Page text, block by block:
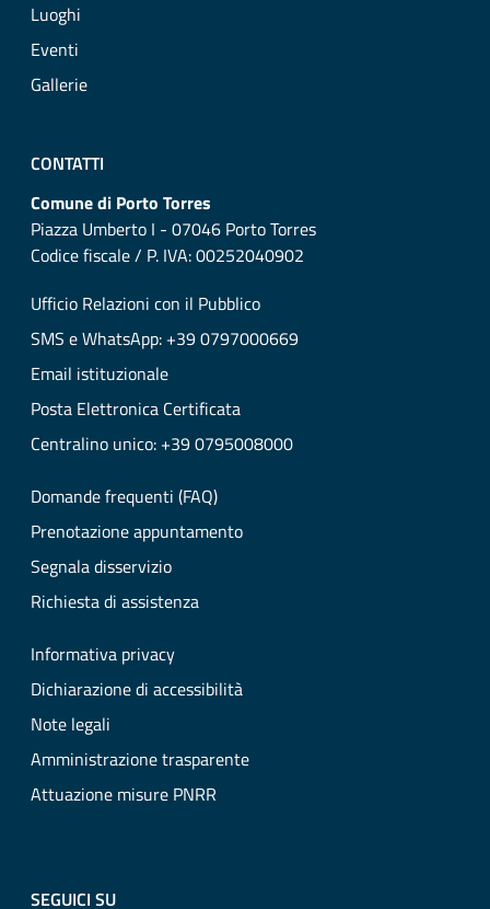
Luoghi
Eventi
Gallerie
CONTATTI
Comune di Porto Torres
Piazza Umberto I - 07046 Porto Torres
Codice fiscale / P. IVA: 00252040902
Ufficio Relazioni con il Pubblico
SMS e WhatsApp: +39 0797000669
Email istituzionale
Posta Elettronica Certificata
Centralino unico: +39 0795008000
Domande frequenti (FAQ)
Prenotazione appuntamento
Segnala disservizio
Richiesta di assistenza
Informativa privacy
Dichiarazione di accessibilità
Note legali
Amministrazione trasparente
Attuazione misure PNRR
SEGUICI SU